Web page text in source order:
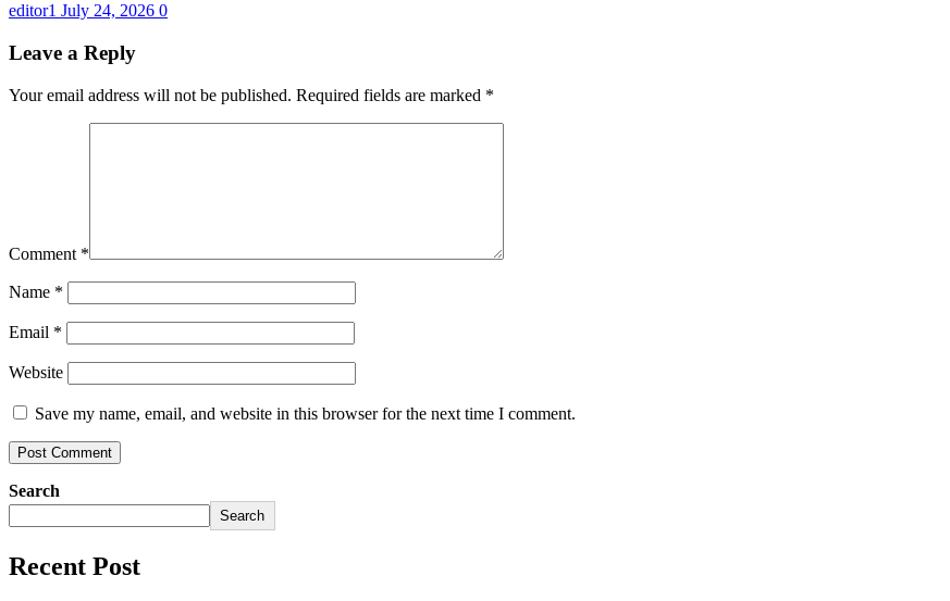
editor1 July 24, 2026 0
Leave a Reply
Your email address will not be published. Required fields are marked *
Comment *
Name *
Email *
Website
Save my name, email, and website in this browser for the next time I comment.
Search
Search
Recent Post